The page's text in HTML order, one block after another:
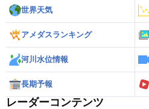
世界天気
アメダスランキング
河川水位情報
長期予報
レーダーコンテンツ